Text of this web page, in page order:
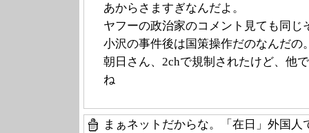
あからさますぎなんだよ。
ヤフーの政治家のコメント見ても同じ
小沢の事件後は国策操作だのなんだの
朝日さん、2chで規制されたけど、他
ね
まぁネットだからな。「在日」外国人